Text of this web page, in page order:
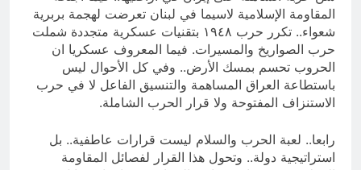
المقاومة الإسلامية لاسيما في لبنان تعرضت لهجمة بربرية
شعواء.. تكرر حرب ١٩٤٨ بتقنيات عسكرية متجددة شملت
حرب الصواريخ والمسيرات. فيما المعروف عسكريا ان
الحروب تحسم بمسك الأرض.. وفي كل الأحوال ليس
باستطاعة العراق المساهمة والتنسيق الفاعل لا في حرب
الاستنزاف المفتوحة ولا قرار الحرب الشاملة.
رابعا.. لعبة الحرب والسلام ليست قرارات عاطفية.. بل
استراتيجية دولة.. وتحول هذا القرار لفصائل المقاومة